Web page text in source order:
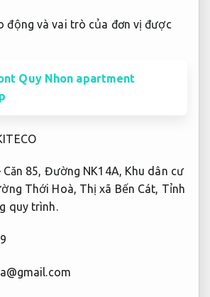
Quy Nhon apartment
85, Đường NK14A, Khu dân cư
Thới Hoà, Thị xã Bến Cát, Tỉnh
quy trình.